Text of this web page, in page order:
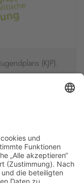
(KJP).
statt